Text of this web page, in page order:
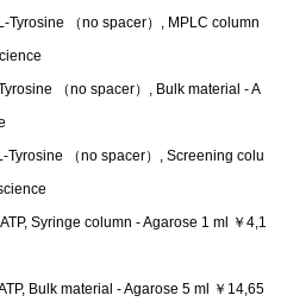
（no spacer）, MPLC column
（no spacer）, Bulk material - A
（no spacer）, Screening colu
Syringe column - Agarose 1 ml ￥4,1
Bulk material - Agarose 5 ml ￥14,65